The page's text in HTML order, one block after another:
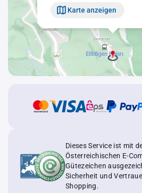
Karte anzeigen
Dieses Service ist mit
Österreichischen E-
Gütezeichen
Sicherheit und
Shopping.